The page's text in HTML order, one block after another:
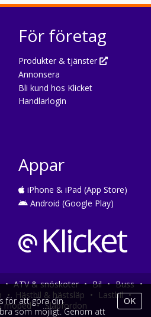
För företag
Produkter & tjänster
Annonsera
Bli kund hos Klicket
Handlarlogin
Appar
iPhone & iPad (App Store)
Android (Google Play)
• ATV & snöskoter • Bil • Buss •
• Hästbil & hästsläp • Lastbil •
moped • Släpfordon
för att göra din
som möjligt. Genom att
OK